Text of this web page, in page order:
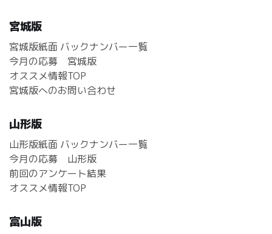
宮城版
宮城版紙面 バックナンバー一覧
今月の応募 宮城版
オススメ情報TOP
宮城版へのお問い合わせ
山形版
山形版紙面 バックナンバー一覧
今月の応募 山形版
前回のアンケート結果
オススメ情報TOP
富山版